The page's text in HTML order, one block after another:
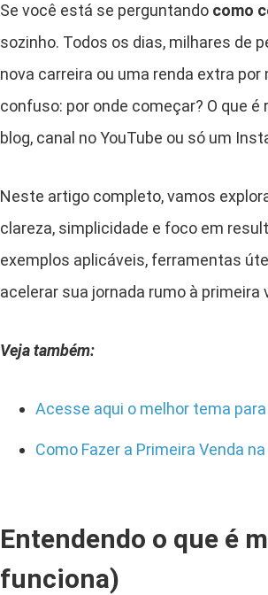
Se você está se perguntando como
sozinho. Todos os dias, milhares de
nova carreira ou uma renda extra
confuso: por onde começar? O que
blog, canal no YouTube ou só um
Neste artigo completo, vamos
clareza, simplicidade e foco em
exemplos aplicáveis, ferramentas
acelerar sua jornada rumo à
Veja também:
Acesse aqui o melhor tema
Como Fazer a Primeira Venda
Entendendo o que é
funciona)